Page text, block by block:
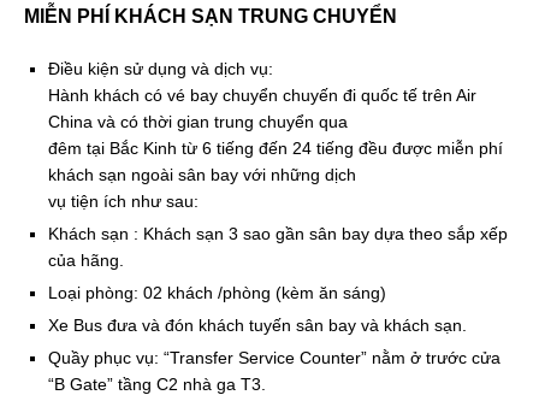
MIỄN PHÍ KHÁCH SẠN TRUNG CHUYỂN
Điều kiện sử dụng và dịch vụ:
Hành khách có vé bay chuyển chuyến đi quốc tế trên Air
China và có thời gian trung chuyển qua
đêm tại Bắc Kinh từ 6 tiếng đến 24 tiếng đều được miễn phí
khách sạn ngoài sân bay với những dịch
vụ tiện ích như sau:
Khách sạn : Khách sạn 3 sao gần sân bay dựa theo sắp xếp
của hãng.
Loại phòng: 02 khách /phòng (kèm ăn sáng)
Xe Bus đưa và đón khách tuyến sân bay và khách sạn.
Quầy phục vụ: “Transfer Service Counter” nằm ở trước cửa
“B Gate” tầng C2 nhà ga T3.